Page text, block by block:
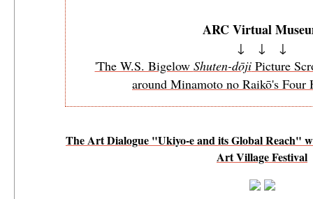
ARC Virtual
↓ ↓ ↓
'The W.S. Bigelow Shuten-dōjiPicture
around Minamoto no Raikō's Four
The Art Dialogue "Ukiyo-e and its Global Reach"
Art Village Festival